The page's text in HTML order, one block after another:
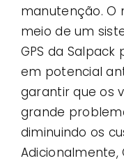
manutenção. O
meio de um
GPS da
em potencial
garantir que os
grande
diminuindo os
Adicionalmente,